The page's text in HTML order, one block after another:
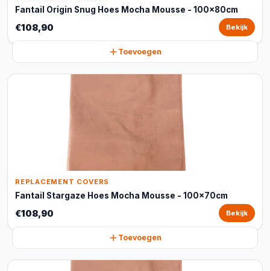
Fantail Origin Snug Hoes Mocha Mousse - 100x80cm
€108,90 Bekijk
Toevoegen
REPLACEMENT COVERS
Fantail Stargaze Hoes Mocha Mousse - 100x70cm
€108,90 Bekijk
Toevoegen